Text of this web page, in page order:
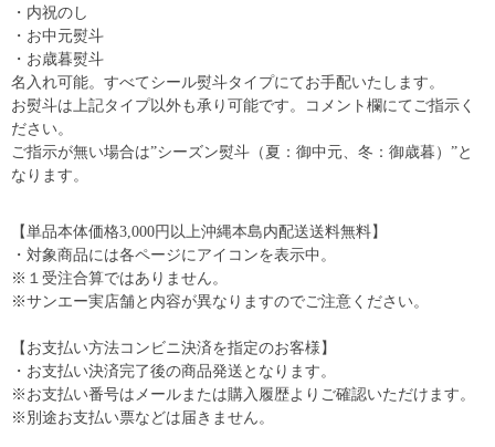
・内祝のし
・お中元熨斗
・お歳暮熨斗
名入れ可能。すべてシール熨斗タイプにてお手配いたします。
お熨斗は上記タイプ以外も承り可能です。コメント欄にてご指示く
ださい。
ご指示が無い場合は”シーズン熨斗（夏：御中元、冬：御歳暮）”と
なります。
【単品本体価格3,000円以上沖縄本島内配送送料無料】
・対象商品には各ページにアイコンを表示中。
※１受注合算ではありません。
※サンエー実店舗と内容が異なりますのでご注意ください。
【お支払い方法コンビニ決済を指定のお客様】
・お支払い決済完了後の商品発送となります。
※お支払い番号はメールまたは購入履歴よりご確認いただけます。
※別途お支払い票などは届きません。